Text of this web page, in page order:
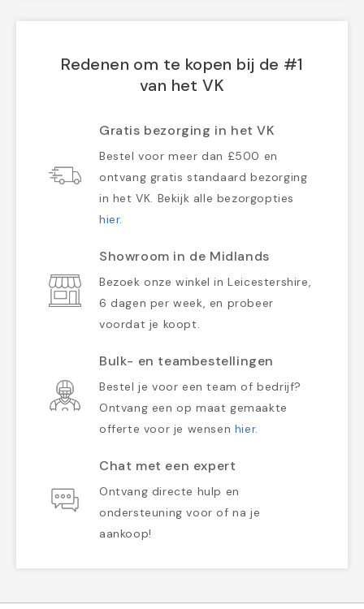
Redenen om te kopen bij de #1
van het VK
Gratis bezorging in het VK
Bestel voor meer dan £500 en
ontvang gratis standaard bezorging
in het VK. Bekijk alle bezorgopties
hier.
Showroom in de Midlands
Bezoek onze winkel in Leicestershire,
6 dagen per week, en probeer
voordat je koopt.
Bulk- en teambestellingen
Bestel je voor een team of bedrijf?
Ontvang een op maat gemaakte
offerte voor je wensen hier.
Chat met een expert
Ontvang directe hulp en
ondersteuning voor of na je
aankoop!